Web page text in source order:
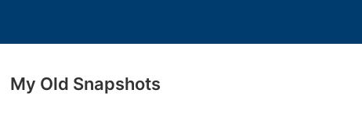
My Old Snapshots